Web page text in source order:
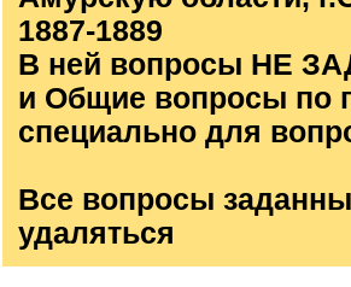
1887-1889
В ней вопросы НЕ
и Общие вопросы по
специально для
Все вопросы
удаляться